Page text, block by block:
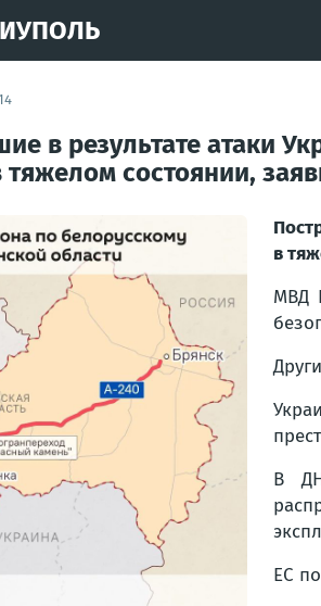
в результате атаки
состоянии,
в
МВД
В
ЕС